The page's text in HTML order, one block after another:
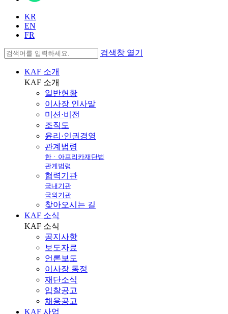
KR
EN
FR
검색창 열기
KAF 소개
KAF 소개
일반현황
이사장 인사말
미션·비전
조직도
윤리·인권경영
관계법령
한ㆍ아프리카재단법
관계법령
협력기관
국내기관
국외기관
찾아오시는 길
KAF 소식
KAF 소식
공지사항
보도자료
언론보도
이사장 동정
재단소식
입찰공고
채용공고
KAF 사업